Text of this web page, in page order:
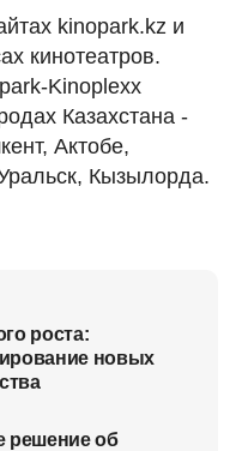
kinopark.kz и
кинотеатров.
Kinoplexx
Казахстана -
Актобе,
Кызылорда.
роста:
новых
решение об